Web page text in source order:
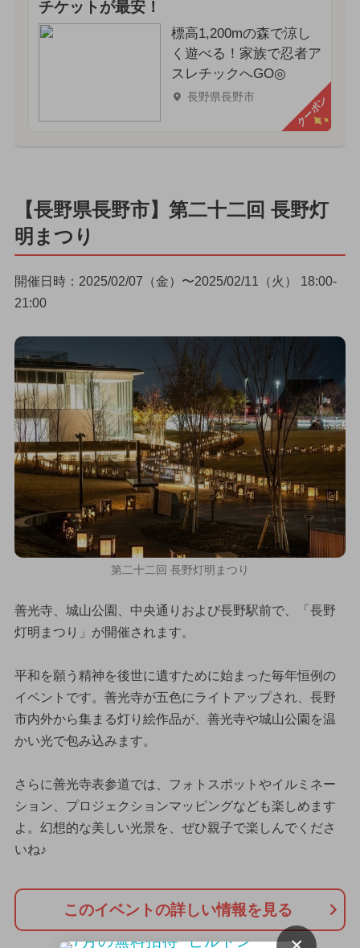
チケットが最安！
標高1,200mの森で涼し
く遊べる！家族で忍者ア
スレチックへGO◎
長野県長野市 クーポン
【長野県長野市】第二十二回 長野灯
明まつり
開催日時：2025/02/07（金）〜2025/02/11（火） 18:00-
21:00
第二十二回 長野灯明まつり
善光寺、城山公園、中央通りおよび長野駅前で、「長野
灯明まつり」が開催されます。
平和を願う精神を後世に遺すために始まった毎年恒例の
イベントです。善光寺が五色にライトアップされ、長野
市内外から集まる灯り絵作品が、善光寺や城山公園を温
かい光で包み込みます。
さらに善光寺表参道では、フォトスポットやイルミネー
ション、プロジェクションマッピングなども楽しめます
よ。幻想的な美しい光景を、ぜひ親子で楽しんでくださ
いね♪
このイベントの詳しい情報を見る